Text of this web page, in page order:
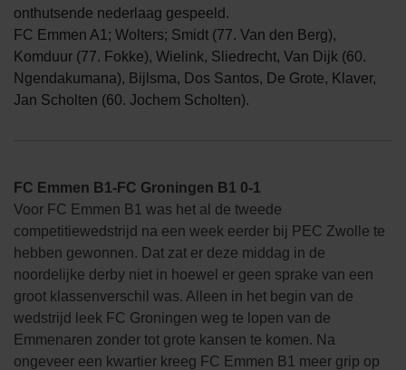
onthutsende nederlaag gespeeld.
FC Emmen A1; Wolters; Smidt (77. Van den Berg),
Komduur (77. Fokke), Wielink, Sliedrecht, Van Dijk (60.
Ngendakumana), Bijlsma, Dos Santos, De Grote, Klaver,
Jan Scholten (60. Jochem Scholten).
FC Emmen B1-FC Groningen B1 0-1
Voor FC Emmen B1 was het al de tweede
competitiewedstrijd na een week eerder bij PEC Zwolle te
hebben gewonnen. Dat zat er deze middag in de
noordelijke derby niet in hoewel er geen sprake van een
groot klassenverschil was. Alleen in het begin van de
wedstrijd leek FC Groningen weg te lopen van de
Emmenaren zonder tot grote kansen te komen. Na
ongeveer een kwartier kreeg FC Emmen B1 meer grip op